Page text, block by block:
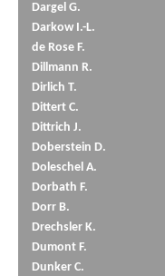
Dargel G.
Darkow I.-L.
de Rose F.
Dillmann R.
Dirlich T.
Dittert C.
Dittrich J.
Doberstein D.
Doleschel A.
Dorbath F.
Dorr B.
Drechsler K.
Dumont F.
Dunker C.